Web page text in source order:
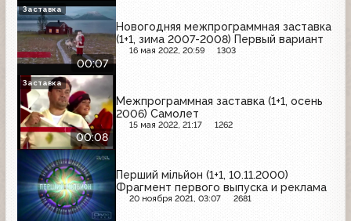
00:07
Новогодняя межпрограммная заставка
(1+1, зима 2007-2008) Первый вариант
16 мая 2022, 20:59 1303
Заставка
00:08
Межпрограммная заставка (1+1, осень
2006) Самолет
15 мая 2022, 21:17 1262
Заставка
Перший мiльйон (1+1, 10.11.2000)
Фрагмент первого выпуска и реклама
20 ноября 2021, 03:07 2681